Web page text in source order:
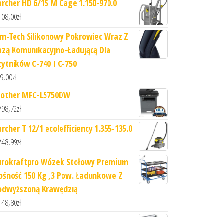
HD 6/15 M Cage 1.150-970.0
zł
Tech Silikonowy Pokrowiec Wraz Z
Komunikacyjno-Ładującą Dla
C-740 I C-750
zł
MFC-L5750DW
zł
T 12/1 eco!efficiency 1.355-135.0
zł
Wózek Stołowy Premium
150 Kg ,3 Pow. Ładunkowe Z
Krawędzią
zł